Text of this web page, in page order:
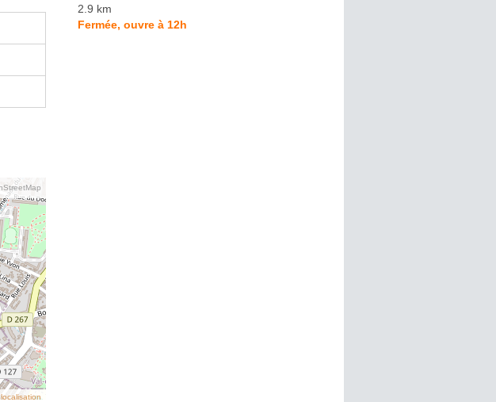
2.9 km
Fermée, ouvre à 12h